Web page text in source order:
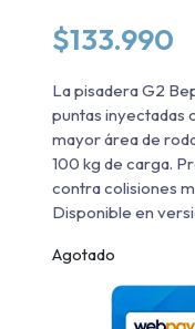
$133.990
La pisadera G2
puntas inyectadas
mayor área de
100 kg de carga.
contra colisiones
Disponible en
Agotado